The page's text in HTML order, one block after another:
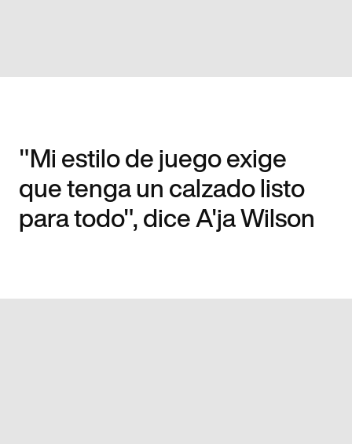
"Mi estilo de juego exige
que tenga un calzado listo
para todo", dice A'ja Wilson